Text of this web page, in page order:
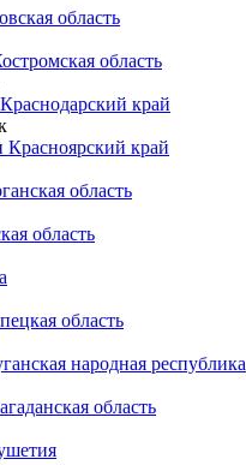
область
область
край
Красноярский край
область
область
область
народная республика
область